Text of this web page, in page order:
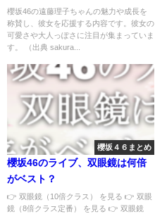
櫻坂46の遠藤理子ちゃんの魅力や成長を
称賛し、彼女を応援する内容です。彼女の
可愛さや大人っぽさに注目が集まっていま
す。 （出典 sakura...
櫻坂４６まとめ
櫻坂46のライブ、双眼鏡は何倍
がベスト？
👉 双眼鏡（10倍クラス） を見る 👉 双眼
鏡（8倍クラス定番） を見る 👉 双眼鏡